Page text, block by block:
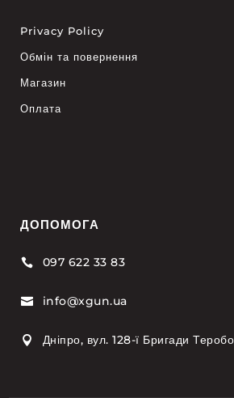
Privacy Policy
Обмін та повернення
Магазин
Оплата
ДОПОМОГА
 097 622 33 83
 info@xgun.ua
 Дніпро, вул. 128-ї Бригади